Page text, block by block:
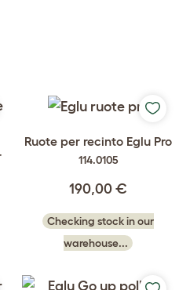
Ruote per recinto Eglu Pro
114.0105
190,00 €
Checking stock in our
warehouse...